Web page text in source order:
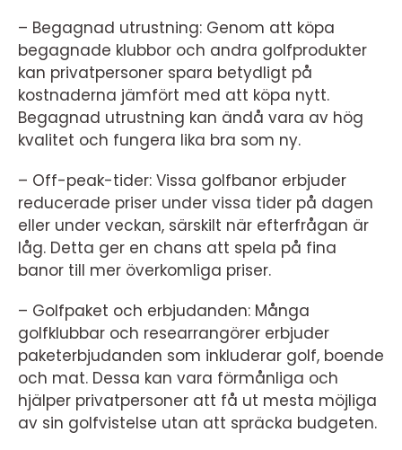
– Begagnad utrustning: Genom att köpa
begagnade klubbor och andra golfprodukter
kan privatpersoner spara betydligt på
kostnaderna jämfört med att köpa nytt.
Begagnad utrustning kan ändå vara av hög
kvalitet och fungera lika bra som ny.
– Off-peak-tider: Vissa golfbanor erbjuder
reducerade priser under vissa tider på dagen
eller under veckan, särskilt när efterfrågan är
låg. Detta ger en chans att spela på fina
banor till mer överkomliga priser.
– Golfpaket och erbjudanden: Många
golfklubbar och researrangörer erbjuder
paketerbjudanden som inkluderar golf, boende
och mat. Dessa kan vara förmånliga och
hjälper privatpersoner att få ut mesta möjliga
av sin golfvistelse utan att spräcka budgeten.